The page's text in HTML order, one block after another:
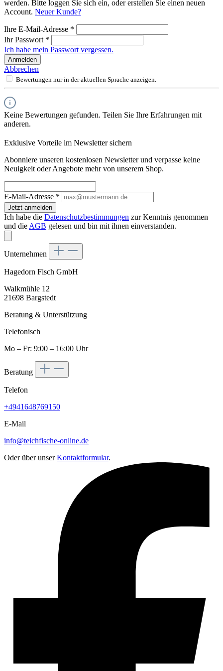
werden. Bitte loggen Sie sich ein, oder erstellen Sie einen neuen
Account. Neuer Kunde?
Ihre E-Mail-Adresse *
Ihr Passwort *
Ich habe mein Passwort vergessen.
Anmelden
Abbrechen
Bewertungen nur in der aktuellen Sprache anzeigen.
Keine Bewertungen gefunden. Teilen Sie Ihre Erfahrungen mit
anderen.
Exklusive Vorteile im Newsletter sichern
Abonniere unseren kostenlosen Newsletter und verpasse keine
Neuigkeit oder Angebote mehr von unserem Shop.
E-Mail-Adresse *
Jetzt anmelden
Ich habe die Datenschutzbestimmungen zur Kenntnis genommen
und die AGB gelesen und bin mit ihnen einverstanden.
Unternehmen
Hagedorn Fisch GmbH
Walkmühle 12
21698 Bargstedt
Beratung & Unterstützung
Telefonisch
Mo – Fr: 9:00 – 16:00 Uhr
Beratung
Telefon
+4941648769150
E-Mail
info@teichfische-online.de
Oder über unserKontaktformular.